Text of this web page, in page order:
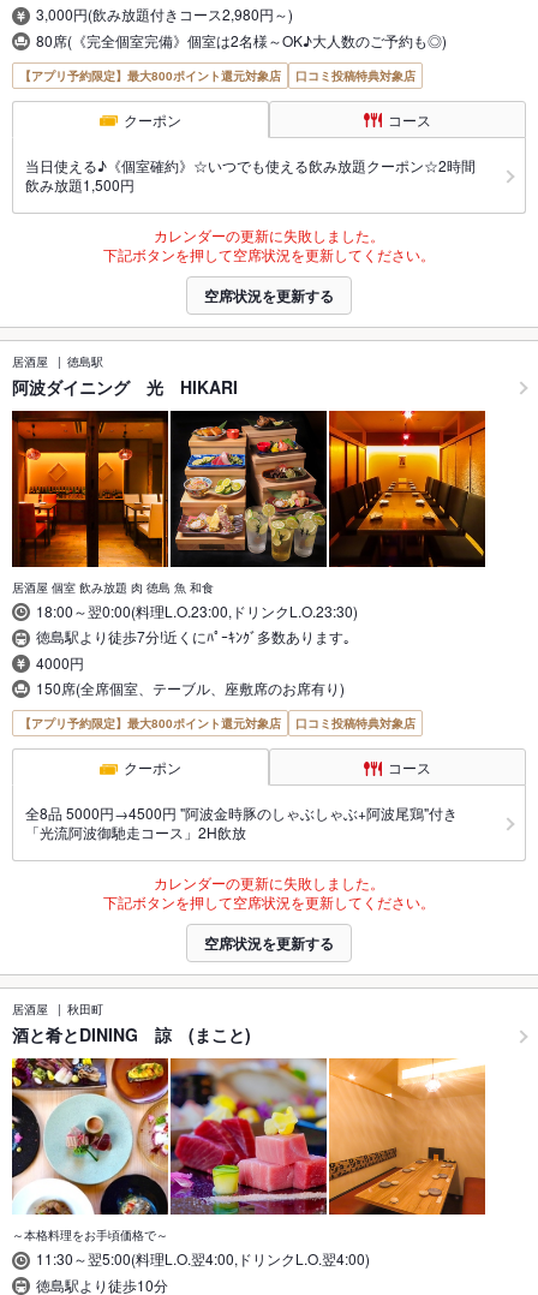
3,000円(飲み放題付きコース2,980円～)
80席(《完全個室完備》個室は2名様～OK♪大人数のご予約も◎)
【アプリ予約限定】最大800ポイント還元対象店 口コミ投稿特典対象店
クーポン コース
当日使える♪《個室確約》☆いつでも使える飲み放題クーポン☆2時間
飲み放題1,500円
カレンダーの更新に失敗しました。
下記ボタンを押して空席状況を更新してください。
空席状況を更新する
居酒屋 徳島駅
阿波ダイニング 光 HIKARI
居酒屋 個室 飲み放題 肉 徳島 魚 和食
18:00～翌0:00(料理L.O.23:00,ドリンクL.O.23:30)
徳島駅より徒歩7分!近くにﾊﾟｰｷﾝｸﾞ多数あります｡
4000円
150席(全席個室、テーブル、座敷席のお席有り)
【アプリ予約限定】最大800ポイント還元対象店 口コミ投稿特典対象店
クーポン コース
全8品 5000円→4500円 "阿波金時豚のしゃぶしゃぶ+阿波尾鶏"付き
「光流阿波御馳走コース」2H飲放
カレンダーの更新に失敗しました。
下記ボタンを押して空席状況を更新してください。
空席状況を更新する
居酒屋 秋田町
酒と肴とDINING 諒 (まこと)
～本格料理をお手頃価格で～
11:30～翌5:00(料理L.O.翌4:00,ドリンクL.O.翌4:00)
徳島駅より徒歩10分